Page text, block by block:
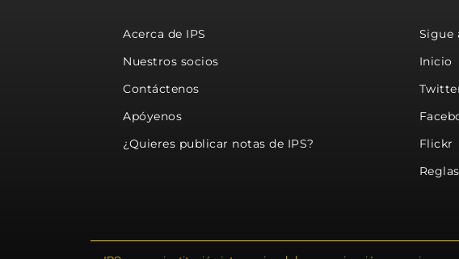
Acerca de IPS
Nuestros socios
Contáctenos
Apóyenos
¿Quieres publicar notas de IPS?
Sigue
Inicio
Flickr